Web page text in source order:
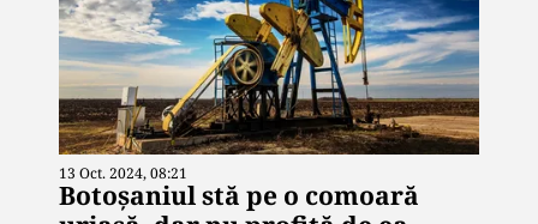
13 Oct. 2024, 08:21
Botoșaniul stă pe o comoară